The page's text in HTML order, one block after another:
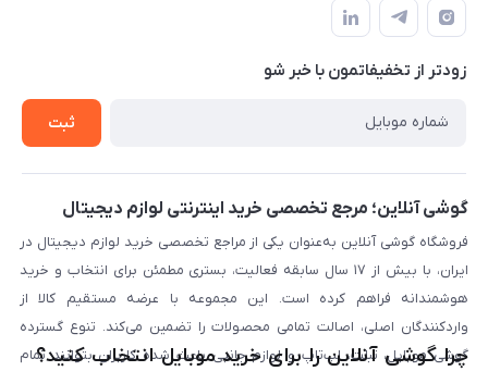
حساب کاربری
حریم خصوصی
بلاگ
شرایط ضمانت هفت روزه
روش ارسال کالا در گوشی آنلاین
روش بازگردانی کالا
زودتر از تخفیفاتمون با خبر شو
ثبت
گوشی آنلاین؛ مرجع تخصصی خرید اینترنتی لوازم دیجیتال
فروشگاه گوشی آنلاین به‌عنوان یکی از مراجع تخصصی خرید لوازم دیجیتال در
ایران، با بیش از ۱۷ سال سابقه فعالیت، بستری مطمئن برای انتخاب و خرید
هوشمندانه فراهم کرده است. این مجموعه با عرضه مستقیم کالا از
واردکنندگان اصلی، اصالت تمامی محصولات را تضمین می‌کند. تنوع گسترده
گوشی موبایل، تبلت، لپ‌تاپ و لوازم جانبی باعث شده کاربران بتوانند تمام
چرا گوشی آنلاین را برای خرید موبایل انتخاب کنید؟